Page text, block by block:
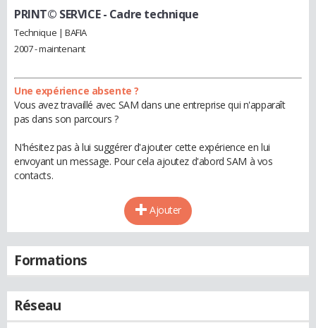
PRINT© SERVICE- Cadre technique
Technique | BAFIA
2007 - maintenant
Une expérience absente ?
Vous avez travaillé avec SAM dans une entreprise qui n'apparaît
pas dans son parcours ?
N'hésitez pas à lui suggérer d'ajouter cette expérience en lui
envoyant un message. Pour cela ajoutez d'abord SAM à vos
contacts.
Ajouter
Formations
Réseau